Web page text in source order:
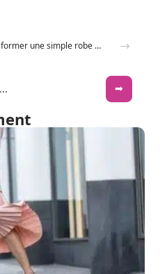
Soirée à thème rock : transformer une simple robe en robe Rock and Roll